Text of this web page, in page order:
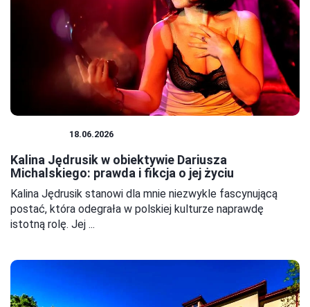
18.06.2026
Kalina Jędrusik w obiektywie Dariusza
Michalskiego: prawda i fikcja o jej życiu
Kalina Jędrusik stanowi dla mnie niezwykle fascynującą
postać, która odegrała w polskiej kulturze naprawdę
istotną rolę. Jej ...